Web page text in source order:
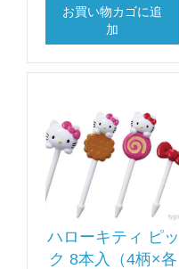
お買い物カゴに追
加
ハローキティ ピッ
ク 8本入（4柄×各